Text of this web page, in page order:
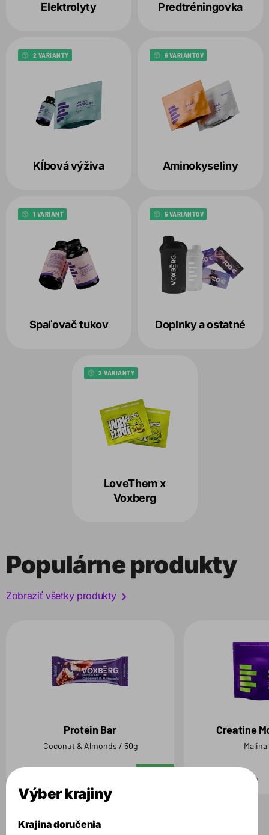
Elektrolyty Predtréningovka
Kĺbová výživa
2 VARIANTY
Aminokyseliny
6 VARIANTOV
Spaľovač tukov
1 VARIANT
Doplnky a ostatné
5 VARIANTOV
LoveThem x
Voxberg
2 VARIANTY
Populárne produkty
Zobraziť všetky produkty
Protein Bar
Coconut & Almonds / 50g
Creatine
500 g
Výber krajiny
Krajina doručenia